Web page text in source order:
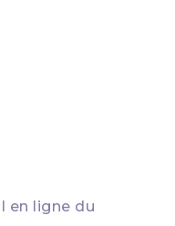
en ligne du